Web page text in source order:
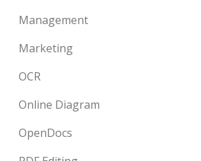
Management
Marketing
OCR
Online Diagram
OpenDocs